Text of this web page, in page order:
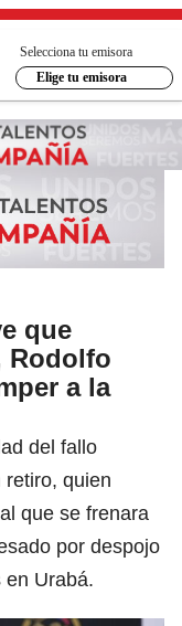
Selecciona tu emisora
Elige tu emisora
que
Rodolfo
a la
del fallo
quien
que se frenara
por despojo
en Urabá.